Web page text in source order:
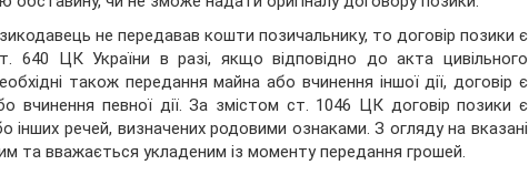
не передавав кошти позичальнику, то договір позики є
640 ЦК України в разі, якщо відповідно до акта цивільного
також передання майна або вчинення іншої дії, договір є
вчинення певної дії. За змістом ст. 1046 ЦК договір позики є
речей, визначених родовими ознаками. З огляду на вказані
та вважається укладеним із моменту передання грошей.